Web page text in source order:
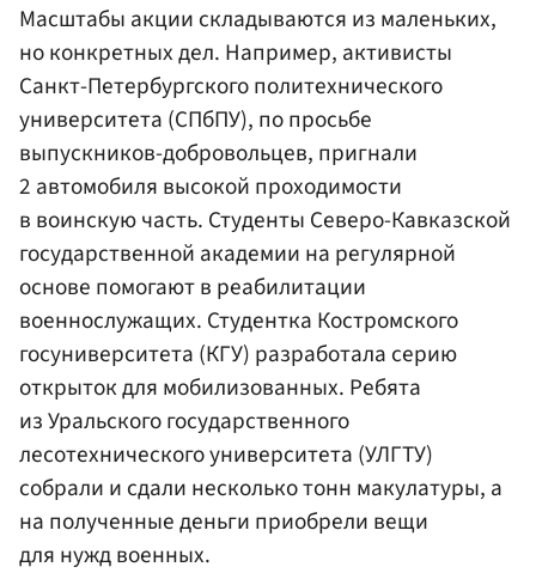
Масштабы акции складываются из маленьких,
но конкретных дел. Например, активисты
Санкт-Петербургского политехнического
университета (СПбПУ), по просьбе
выпускников-добровольцев, пригнали
2 автомобиля высокой проходимости
в воинскую часть. Студенты Северо-Кавказской
государственной академии на регулярной
основе помогают в реабилитации
военнослужащих. Студентка Костромского
госуниверситета (КГУ) разработала серию
открыток для мобилизованных. Ребята
из Уральского государственного
лесотехнического университета (УЛГТУ)
собрали и сдали несколько тонн макулатуры, а
на полученные деньги приобрели вещи
для нужд военных.